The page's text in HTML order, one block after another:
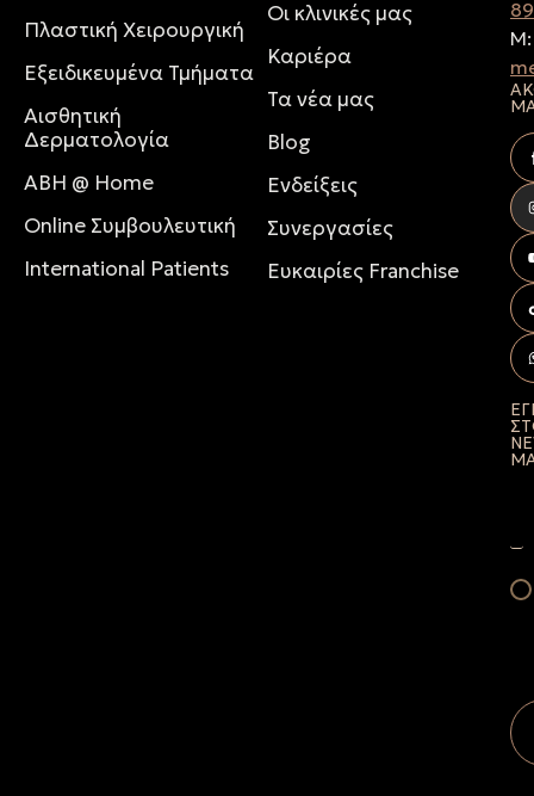
Πλαστική Χειρουργική
Εξειδικευμένα Τμήματα
Αισθητική
Δερματολογία
ABH @ Home
Online Συμβουλευτική
International Patients
Οι κλινικές μας
Καριέρα
Τα νέα μας
Blog
Ενδείξεις
Συνεργασίες
Ευκαιρίες Franchise